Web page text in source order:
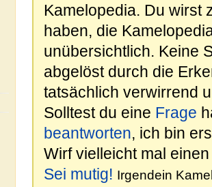
Kamelopedia. Du wirst
haben, die
unübersichtlich. Keine
abgelöst durch die
tatsächlich verwirrend
Solltest du eine Frage
beantworten, ich bin
Wirf vielleicht mal
Sei mutig! Irgendein